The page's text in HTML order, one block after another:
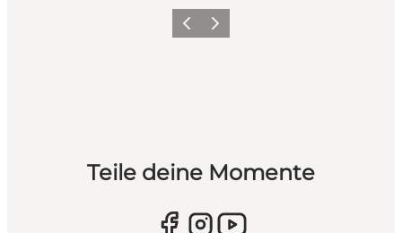
ZurückWeiter
Teile deine Momente